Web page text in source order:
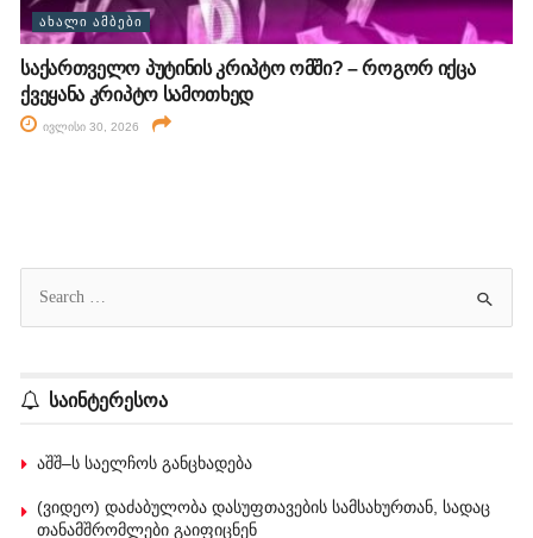
ᲐᲮᲐᲚᲘ ᲐᲛᲑᲔᲑᲘ
საქართველო პუტინის კრიპტო ომში? – როგორ იქცა
ქვეყანა კრიპტო სამოთხედ
ივლისი 30, 2026
საინტერესოა
აშშ–ს საელჩოს განცხადება
(ვიდეო) დაძაბულობა დასუფთავების სამსახურთან, სადაც
თანამშრომლები გაიფიცნენ